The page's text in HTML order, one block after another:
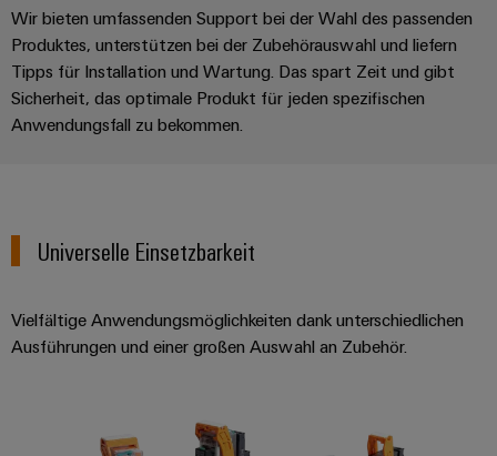
Industrial
Connectivity.
Configurator
Wir bieten umfassenden Support bei der Wahl des passenden
Produktes, unterstützen bei der Zubehörauswahl und liefern
Tipps für Installation und Wartung. Das spart Zeit und gibt
Sicherheit, das optimale Produkt für jeden spezifischen
Anwendungsfall zu bekommen.
Universelle Einsetzbarkeit
Vielfältige Anwendungsmöglichkeiten dank unterschiedlichen
Ausführungen und einer großen Auswahl an Zubehör.